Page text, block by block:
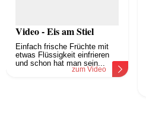
Video - Eis am Stiel
Einfach frische Früchte mit
etwas Flüssigkeit einfrieren
und schon hat man sein...
zum Video